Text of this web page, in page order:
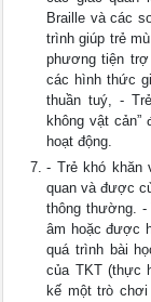
Braille và các
trình giúp trẻ
phương tiện
các hình thức
thuần tuý, -
không vật cản”
hoạt động.
- Trẻ khó khăn
quan và được
thông thường.
âm hoặc được
quá trình bài
của TKT (thực
kế một trò